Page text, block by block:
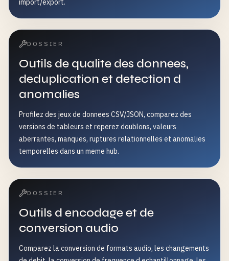
import/export.
DOSSIER
Outils de qualite des donnees,
deduplication et detection d
anomalies
Profilez des jeux de donnees CSV/JSON, comparez des
versions de tableurs et reperez doublons, valeurs
aberrantes, manques, ruptures relationnelles et anomalies
temporelles dans un meme hub.
DOSSIER
Outils d encodage et de
conversion audio
Comparez la conversion de formats audio, les changements